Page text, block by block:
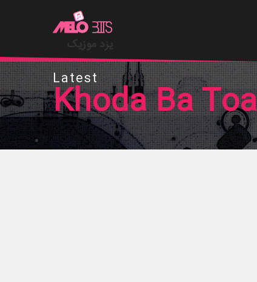
Latest
Khoda Ba